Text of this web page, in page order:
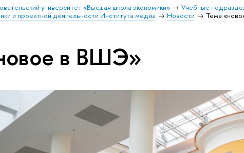
университет «Высшая школа экономики» Учебные
и проектной деятельности Института медиа Новости Тема
в ВШЭ»